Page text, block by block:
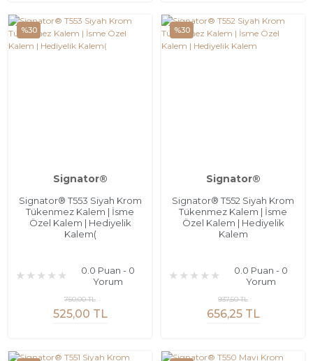
%30
Signator®
Signator® T553 Siyah Krom
Tükenmez Kalem | İsme
Özel Kalem | Hediyelik
Kalem(
0.0 Puan - 0
Yorum
525,00 TL
750,00 TL
%30
Signator®
Signator® T552 Siyah Krom
Tükenmez Kalem | İsme
Özel Kalem | Hediyelik
Kalem
0.0 Puan - 0
Yorum
656,25 TL
937,50 TL